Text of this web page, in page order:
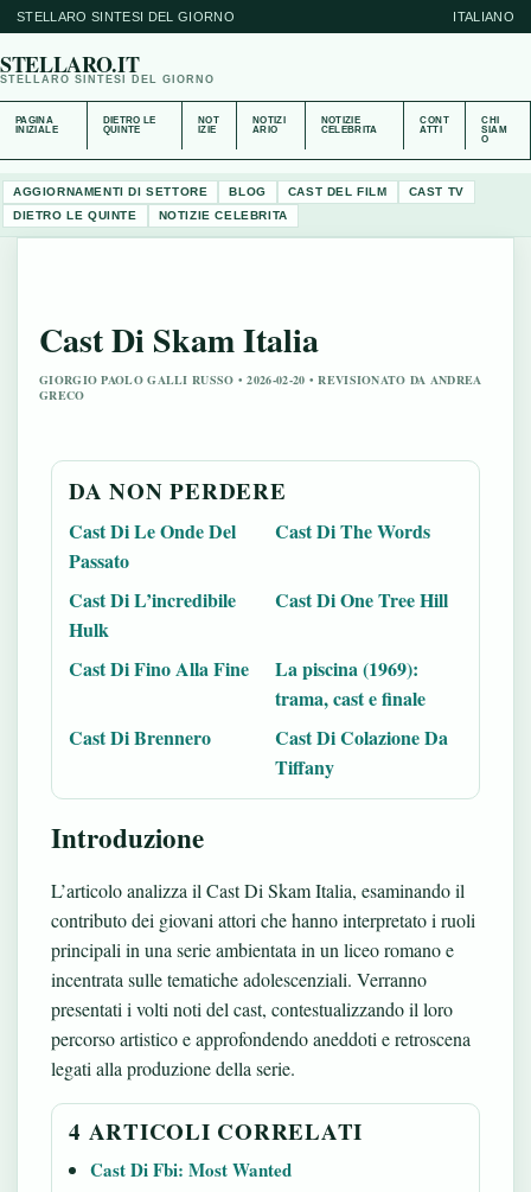
STELLARO SINTESI DEL GIORNO ITALIANO
STELLARO.IT
STELLARO SINTESI DEL GIORNO
PAGINA
INIZIALE
DIETRO LE
QUINTE
NOT
IZIE
NOTIZI
ARIO
NOTIZIE
CELEBRITA
CONT
ATTI
CHI
SIAM
O
AGGIORNAMENTI DI SETTORE BLOG CAST DEL FILM
CAST TV
DIETRO LE QUINTE
NOTIZIE CELEBRITA
Cast Di Skam Italia
GIORGIO PAOLO GALLI RUSSO • 2026-02-20 • REVISIONATO DA ANDREA
GRECO
DA NON PERDERE
Cast Di Le Onde Del
Passato
Cast Di The Words
Cast Di L’incredibile
Hulk
Cast Di One Tree Hill
Cast Di Fino Alla Fine
La piscina (1969):
trama, cast e finale
Cast Di Brennero
Cast Di Colazione Da
Tiffany
Introduzione
L’articolo analizza il Cast Di Skam Italia, esaminando il
contributo dei giovani attori che hanno interpretato i ruoli
principali in una serie ambientata in un liceo romano e
incentrata sulle tematiche adolescenziali. Verranno
presentati i volti noti del cast, contestualizzando il loro
percorso artistico e approfondendo aneddoti e retroscena
legati alla produzione della serie.
4 ARTICOLI CORRELATI
Cast Di Fbi: Most Wanted